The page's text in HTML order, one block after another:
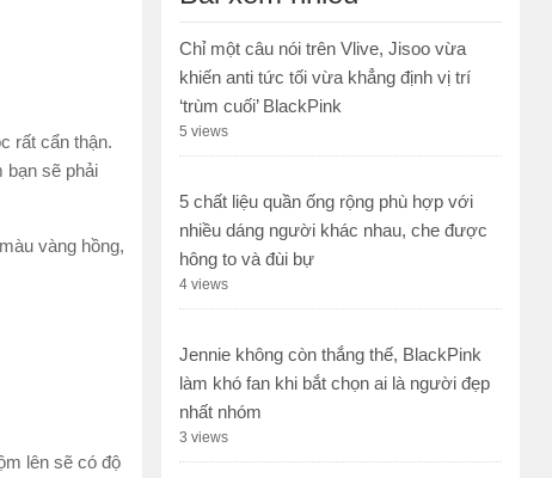
rất cẩn thận.
bạn sẽ phải
vàng hồng,
lên sẽ có độ
Chỉ một câu nói trên Vlive, Jisoo vừa
khiến anti tức tối vừa khẳng định vị trí
‘trùm cuối’ BlackPink
5 views
5 chất liệu quần ống rộng phù hợp với
nhiều dáng người khác nhau, che được
hông to và đùi bự
4 views
Jennie không còn thắng thế, BlackPink
làm khó fan khi bắt chọn ai là người đẹp
nhất nhóm
3 views